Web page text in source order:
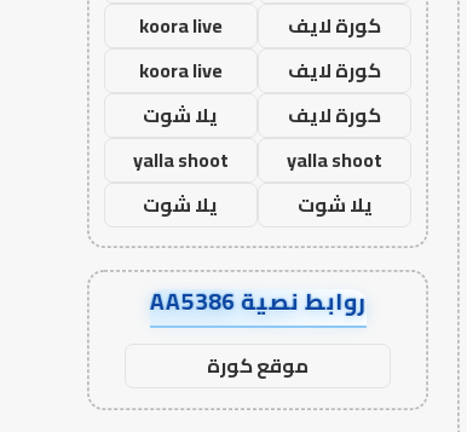
كورة لايف
koora live
كورة لايف
koora live
كورة لايف
يلا شوت
yalla shoot
yalla shoot
يلا شوت
يلا شوت
روابط نصية AA5386
موقع كورة